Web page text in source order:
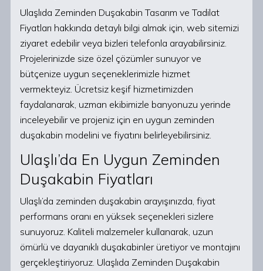
Ulaşlıda Zeminden Duşakabin Tasarım ve Tadilat
Fiyatları hakkında detaylı bilgi almak için, web sitemizi
ziyaret edebilir veya bizleri telefonla arayabilirsiniz.
Projelerinizde size özel çözümler sunuyor ve
bütçenize uygun seçeneklerimizle hizmet
vermekteyiz. Ücretsiz keşif hizmetimizden
faydalanarak, uzman ekibimizle banyonuzu yerinde
inceleyebilir ve projeniz için en uygun zeminden
duşakabin modelini ve fiyatını belirleyebilirsiniz.
Ulaşlı’da En Uygun Zeminden
Duşakabin Fiyatları
Ulaşlı’da zeminden duşakabin arayışınızda, fiyat
performans oranı en yüksek seçenekleri sizlere
sunuyoruz. Kaliteli malzemeler kullanarak, uzun
ömürlü ve dayanıklı duşakabinler üretiyor ve montajını
gerçekleştiriyoruz. Ulaşlıda Zeminden Duşakabin